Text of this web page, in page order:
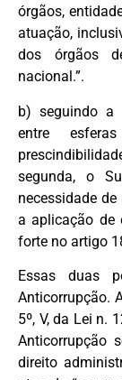
órgãos,
atuação,
dos órgãos
nacional.”.
b) seguindo a
entre
segunda, o
necessidade
a aplicação de
forte no artigo
Essas duas
Anticorrupção.
5º, V, da Lei n.
Anticorrupção
direito